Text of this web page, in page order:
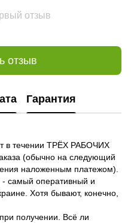
отзыв
отзыв
Гарантия
в течении ТРЁХ РАБОЧИХ
(обычно на следующий
наложенным платежом).
самый оперативный и
Хотя бывают, конечно,
получении. Всё ли